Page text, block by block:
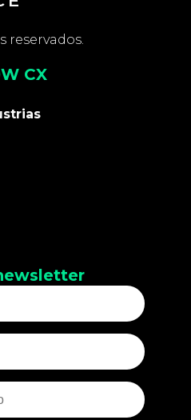
reservados.
CX